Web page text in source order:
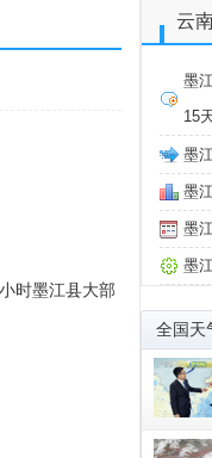
时墨江县大部
云
墨
15
墨
墨
墨
墨
全国天